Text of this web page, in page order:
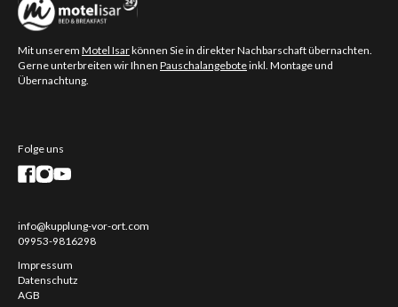
Mit unserem Motel Isarkönnen Sie in direkter Nachbarschaft übernachten.
Gerne unterbreiten wir Ihnen Pauschalangeboteinkl. Montage und
Übernachtung.
Folge uns
info@kupplung-vor-ort.com
09953-9816298
Impressum
Datenschutz
AGB